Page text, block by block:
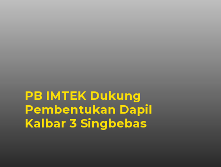
PB IMTEK Dukung
Pembentukan Dapil
Kalbar 3 Singbebas